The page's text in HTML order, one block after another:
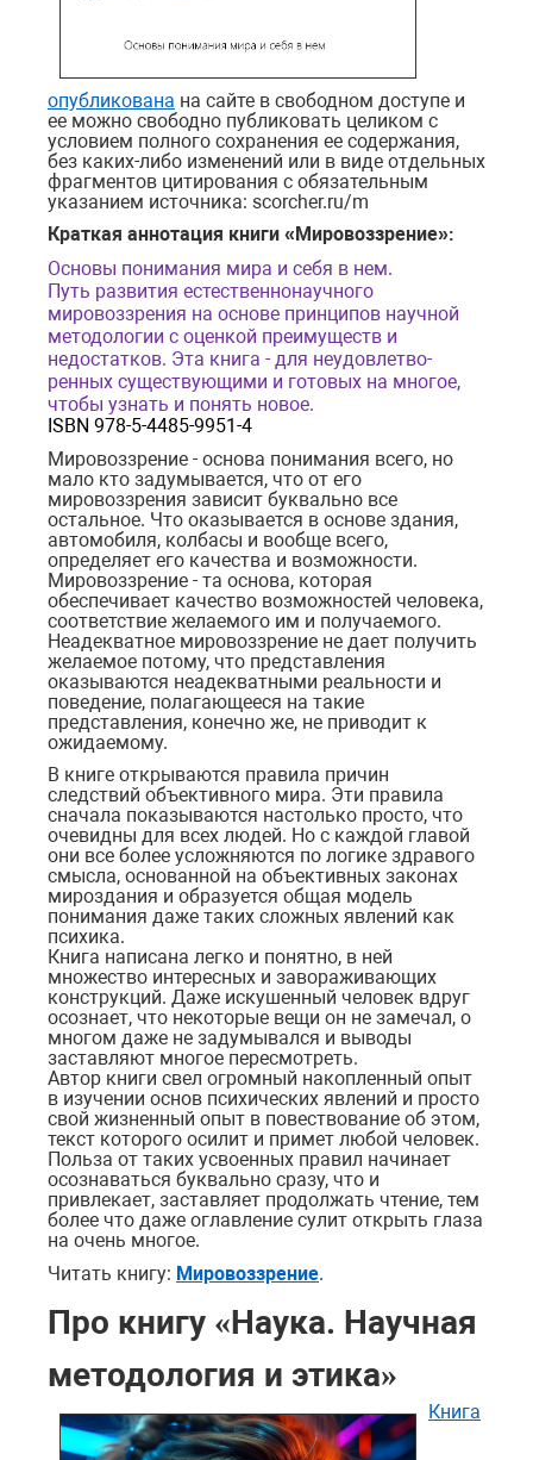
опубликована на сайте в свободном доступе и
ее можно свободно публиковать целиком с
условием полного сохранения ее содержания,
без каких-либо изменений или в виде отдельных
фрагментов цитирования с обязательным
указанием источника: scorcher.ru/m
Краткая аннотация книги «Мировоззрение»:
Основы понимания мира и себя в нем.
Путь развития естественнонаучного
мировоззрения на основе принципов научной
методологии с оценкой преимуществ и
недостатков. Эта книга - для неудовлетво-
ренных существующими и готовых на многое,
чтобы узнать и понять новое.
ISBN 978-5-4485-9951-4
Мировоззрение - основа понимания всего, но
мало кто задумывается, что от его
мировоззрения зависит буквально все
остальное. Что оказывается в основе здания,
автомобиля, колбасы и вообще всего,
определяет его качества и возможности.
Мировоззрение - та основа, которая
обеспечивает качество возможностей человека,
соответствие желаемого им и получаемого.
Неадекватное мировоззрение не дает получить
желаемое потому, что представления
оказываются неадекватными реальности и
поведение, полагающееся на такие
представления, конечно же, не приводит к
ожидаемому.
В книге открываются правила причин
следствий объективного мира. Эти правила
сначала показываются настолько просто, что
очевидны для всех людей. Но с каждой главой
они все более усложняются по логике здравого
смысла, основанной на объективных законах
мироздания и образуется общая модель
понимания даже таких сложных явлений как
психика.
Книга написана легко и понятно, в ней
множество интересных и завораживающих
конструкций. Даже искушенный человек вдруг
осознает, что некоторые вещи он не замечал, о
многом даже не задумывался и выводы
заставляют многое пересмотреть.
Автор книги свел огромный накопленный опыт
в изучении основ психических явлений и просто
свой жизненный опыт в повествование об этом,
текст которого осилит и примет любой человек.
Польза от таких усвоенных правил начинает
осознаваться буквально сразу, что и
привлекает, заставляет продолжать чтение, тем
более что даже оглавление сулит открыть глаза
на очень многое.
Читать книгу: Мировоззрение.
Про книгу «Наука. Научная
методология и этика»
Книга